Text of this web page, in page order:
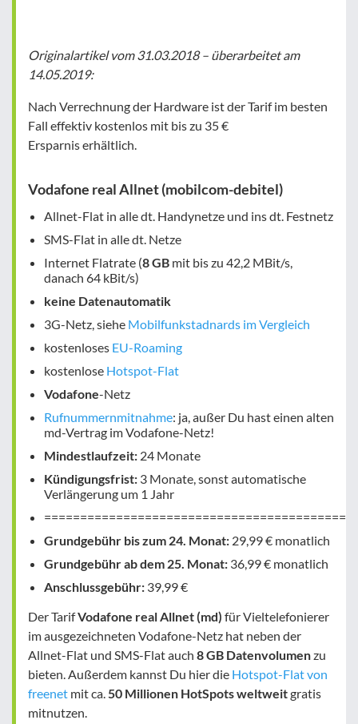
Originalartikel vom 31.03.2018 – überarbeitet am
14.05.2019:
Nach Verrechnung der Hardware ist der Tarif im besten
Fall effektiv kostenlos mit bis zu 35 €
Ersparniserhältlich.
Vodafone real Allnet (mobilcom-debitel)
Allnet-Flat in alle dt. Handynetze und ins dt. Festnetz
SMS-Flat in alle dt. Netze
Internet Flatrate (8 GB mit bis zu 42,2 MBit/s,
danach 64 kBit/s)
keine Datenautomatik
3G-Netz, siehe Mobilfunkstadnards im Vergleich
kostenloses EU-Roaming
kostenlose Hotspot-Flat
Vodafone-Netz
Rufnummernmitnahme: ja, außer Du hast einen alten
md-Vertrag im Vodafone-Netz!
Mindestlaufzeit: 24 Monate
Kündigungsfrist: 3 Monate, sonst automatische
Verlängerung um 1 Jahr
Grundgebühr bis zum 24. Monat: 29,99 € monatlich
Grundgebühr ab dem 25. Monat: 36,99 € monatlich
Anschlussgebühr: 39,99 €
Der TarifVodafone real Allnet (md) für Vieltelefonierer
im ausgezeichneten Vodafone-Netz hat neben der
Allnet-Flat und SMS-Flat auch 8 GB Datenvolumenzu
bieten. Außerdem kannst Du hier die Hotspot-Flat von
freenet mit ca.50 Millionen HotSpots weltweitgratis
mitnutzen.